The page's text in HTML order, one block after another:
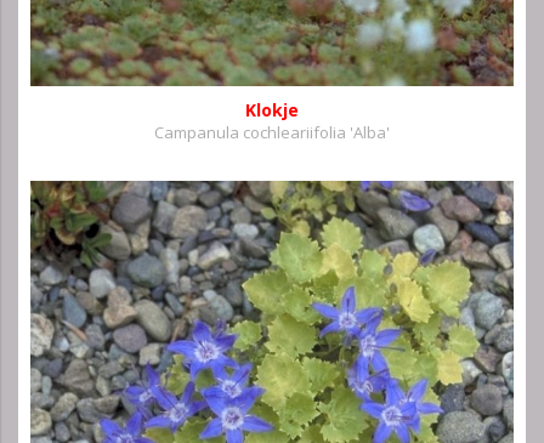
Klokje
Campanula cochleariifolia 'Alba'